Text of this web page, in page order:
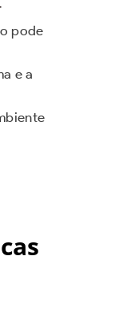
pode
e a